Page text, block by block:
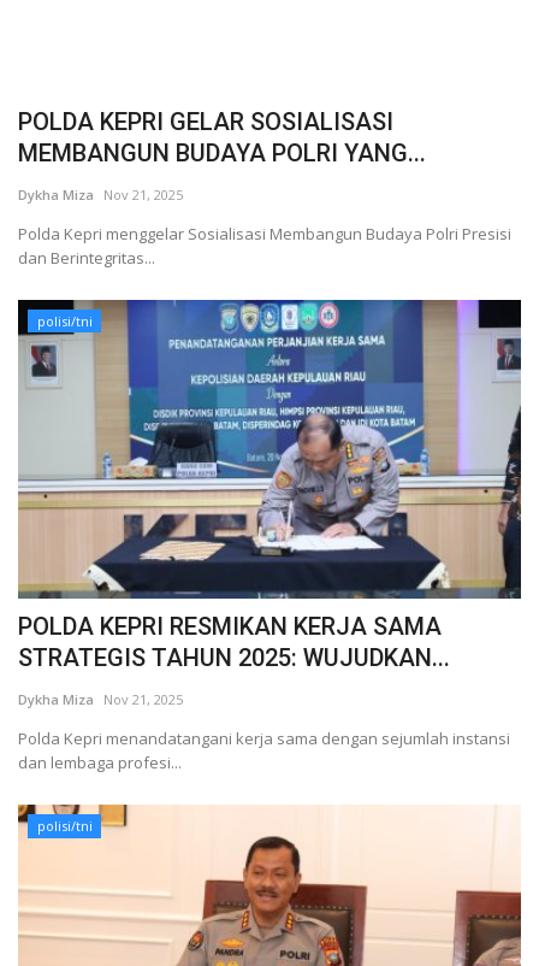
POLDA KEPRI GELAR SOSIALISASI
MEMBANGUN BUDAYA POLRI YANG...
Dykha Miza Nov 21, 2025
Polda Kepri menggelar Sosialisasi Membangun Budaya Polri Presisi
dan Berintegritas...
polisi/tni
POLDA KEPRI RESMIKAN KERJA SAMA
STRATEGIS TAHUN 2025: WUJUDKAN...
Dykha Miza Nov 21, 2025
Polda Kepri menandatangani kerja sama dengan sejumlah instansi
dan lembaga profesi...
polisi/tni